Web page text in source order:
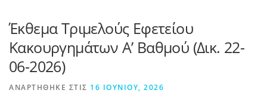
ΝΈΑ/ΑΝΑΚΟΙΝΏΣΕΙΣ ΈΝΤΥΠΑ
WEB-ΥΠΗΡΕΣΊΕΣ ΕΠΙΚΟΙΝΩΝΊΑ
Έκθεμα Τριμελούς Εφετείου
Κακουργημάτων A’ Βαθμού (Δικ. 22-
06-2026)
ΑΝΑΡΤΉΘΗΚΕ ΣΤΙΣ 16 ΙΟΥΝΊΟΥ, 2026